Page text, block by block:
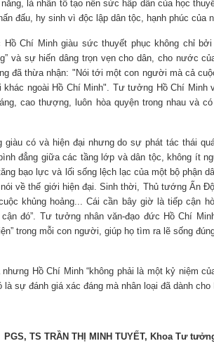
là nhân tố tạo nên sức hấp dẫn của học
đấu, hy sinh vì độc lập dân tộc, hạnh phúc của
Chí Minh giàu sức thuyết phục không chỉ
và sự hiến dâng trọn vẹn cho dân, cho nước
đã thừa nhận: "Nói tới một con người mà cả
khác ngoài Hồ Chí Minh". Tư tưởng Hồ Chí Minh
cao thượng, luôn hòa quyện trong nhau và
giàu có và hiện đại nhưng do sự phát tác thái
đẳng giữa các tầng lớp và dân tộc, không ít
bạo lực và lối sống lệch lạc của một bộ phận
nói về thế giới hiện đại. Sinh thời, Thủ tướng Ấn
khủng hoảng... Cái cần bây giờ là tiếp cận
đó”. Tư tưởng nhân văn-đạo đức Hồ Chí
trong mỗi con người, giúp họ tìm ra lẽ sống
nhưng Hồ Chí Minh “không phải là một kỷ niệm
là sự đánh giá xác đáng mà nhân loại đã dành
PGS, TS TRẦN THỊ MINH TUYẾT, Khoa Tư